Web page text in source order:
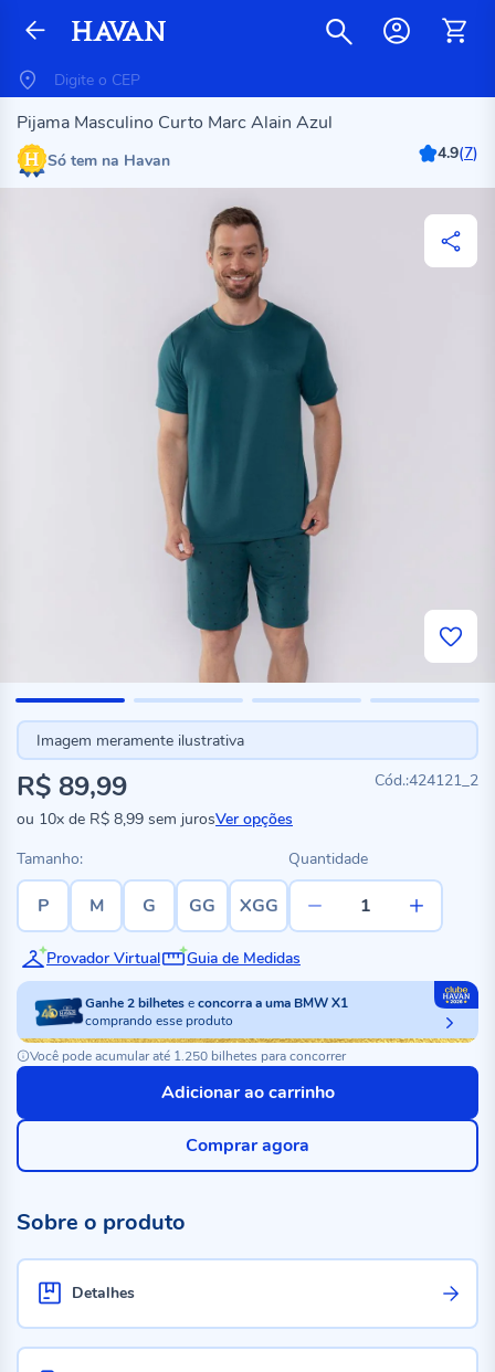
Pijama Masculino Curto Marc Alain Azul
Só tem na Havan 4.9(7)
Imagem meramente ilustrativa
424121_2
R$ 89,99
ou 10x de R$ 8,99 sem jurosVer opções
Tamanho:
P M G GG XGG
Quantidade
Provador Virtual Guia de Medidas
Ganhe2bilheteseconcorra a uma BMW X1
comprando esse produto
Você pode acumular até 1.250 bilhetes para concorrer
Adicionar ao carrinho
Comprar agora
Sobre o produto
Detalhes